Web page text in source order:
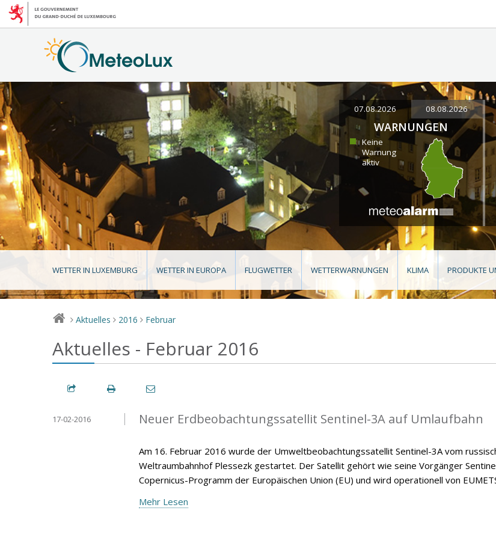
07.08.2026 08.08.2026
WARNUNGEN
Keine
Warnung
aktiv
WETTER IN LUXEMBURG WETTER IN EUROPA FLUGWETTER WETTERWARNUNGEN KLIMA PRODUKTE
> Aktuelles > 2016 > Februar
Aktuelles - Februar 2016
Neuer Erdbeobachtungssatellit Sentinel-3A auf Umlaufbahn
17-02-2016
Am 16. Februar 2016 wurde der Umweltbeobachtungssatellit Sentinel-3A vom
Weltraumbahnhof Plessezk gestartet. Der Satellit gehört wie seine Vorgänger
Copernicus-Programm der Europäischen Union (EU) und wird operationell von
Mehr Lesen